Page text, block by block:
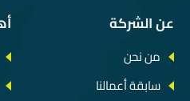
عن الشركة
من نحن
سابقة أعمالنا